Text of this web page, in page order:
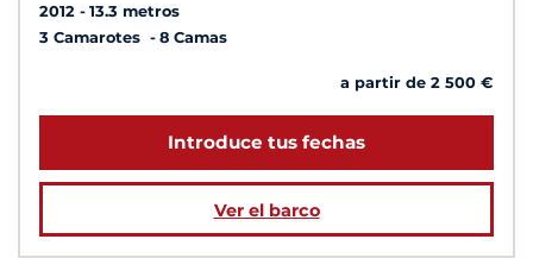
2012
13.3 metros
3 Camarotes
8 Camas
a partir de 2 500 €
Introduce tus fechas
Ver el barco